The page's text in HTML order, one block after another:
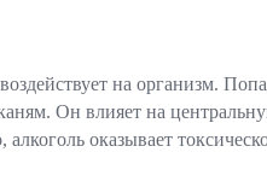
на организм.
Он влияет на
оказывает